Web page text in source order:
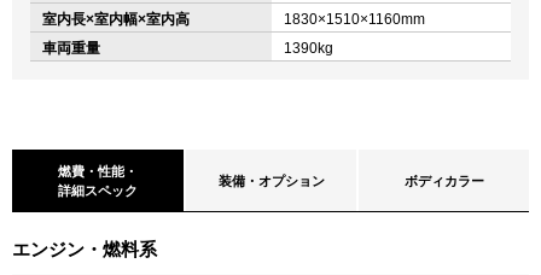
室内長×室内幅×室内高
1830×1510×1160mm
車両重量
1390kg
燃費・性能・
詳細スペック
装備・オプション ボディカラー
エンジン・燃料系